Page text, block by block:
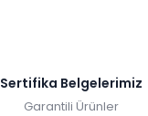
Sertifika Belgelerimiz
Garantili Ürünler